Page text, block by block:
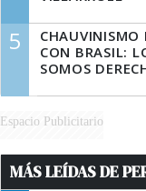
5
CHAUVINISMO
CON BRASIL:
SOMOS
Espacio Publicitario
MÁS LEÍDAS DE